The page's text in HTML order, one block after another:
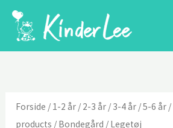
Forside / 1-2 år / 2-3 år / 3-4 år /5-6 år /
products / Bondegård / Legetøj